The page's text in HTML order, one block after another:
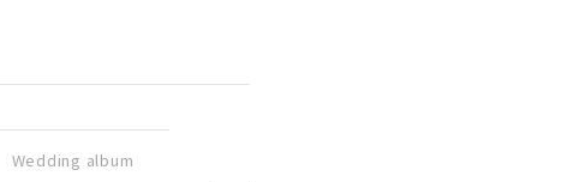
Wedding album